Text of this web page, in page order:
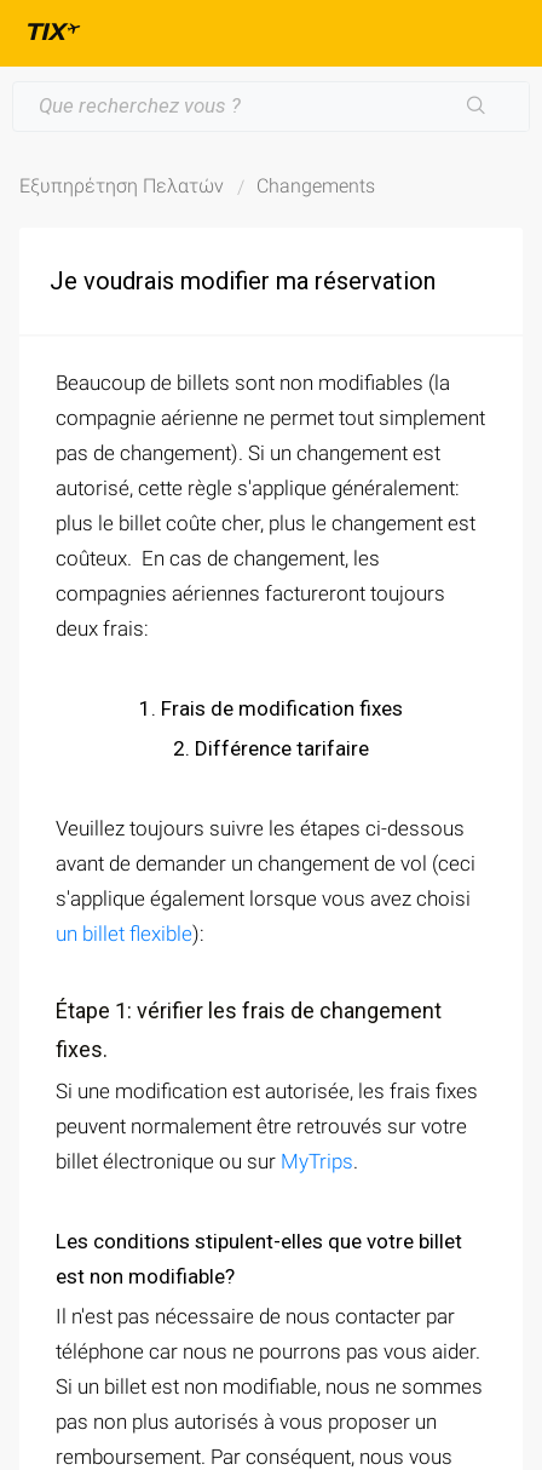
Εξυπηρέτηση Πελατών Changements
Je voudrais modifier ma réservation
Beaucoup de billets sont non modifiables (la
compagnie aérienne ne permet tout simplement
pas de changement). Si un changement est
autorisé, cette règle s'applique généralement:
plus le billet coûte cher, plus le changement est
coûteux. En cas de changement, les
compagnies aériennes factureront toujours
deux frais:
1. Frais de modification fixes
2. Différence tarifaire
Veuillez toujours suivre les étapes ci-dessous
avant de demander un changement de vol (ceci
s'applique également lorsque vous avez choisi
un billet flexible):
Étape 1: vérifier les frais de changement
fixes.
Si une modification est autorisée, les frais fixes
peuvent normalement être retrouvés sur votre
billet électronique ou sur MyTrips.
Les conditions stipulent-elles que votre billet
est non modifiable?
Il n'est pas nécessaire de nous contacter par
téléphone car nous ne pourrons pas vous aider.
Si un billet est non modifiable, nous ne sommes
pas non plus autorisés à vous proposer un
remboursement. Par conséquent, nous vous